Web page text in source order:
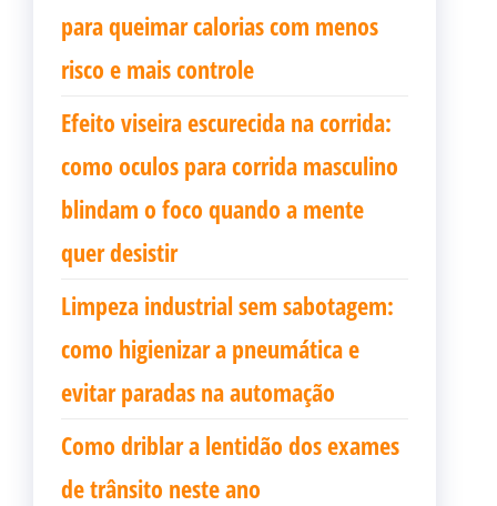
para queimar calorias com menos
risco e mais controle
Efeito viseira escurecida na corrida:
como oculos para corrida masculino
blindam o foco quando a mente
quer desistir
Limpeza industrial sem sabotagem:
como higienizar a pneumática e
evitar paradas na automação
Como driblar a lentidão dos exames
de trânsito neste ano